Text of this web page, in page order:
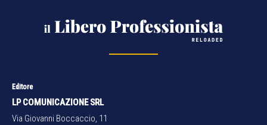
Editore
LP COMUNICAZIONE SRL
Via Giovanni Boccaccio, 11